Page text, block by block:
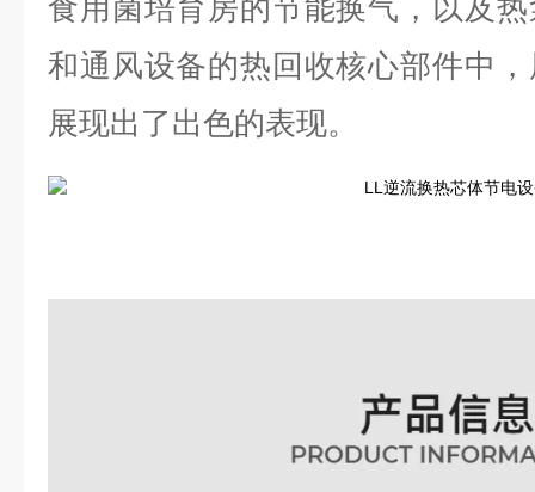
食用菌培育房的节能换气，以及
和通风设备的热回收核心部件中
展现出了出色的表现。